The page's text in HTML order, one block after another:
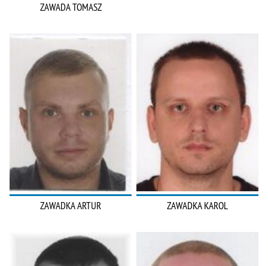
ZAWADA TOMASZ
ZAWADKA ARTUR ZAWADKA KAROL